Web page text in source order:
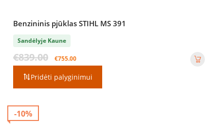
Benzininis pjūklas STIHL MS 391
Sandėlyje Kaune
€839.00
price
was:
€839.00.
€755.00
is:
€755.00.
Pridėti palyginimui
-10%